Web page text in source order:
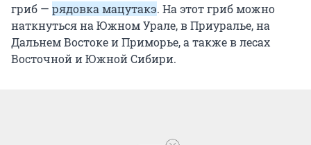
гриб — рядовка мацутакэ. На этот гриб можно
наткнуться на Южном Урале, в Приуралье, на
Дальнем Востоке и Приморье, а также в лесах
Восточной и Южной Сибири.